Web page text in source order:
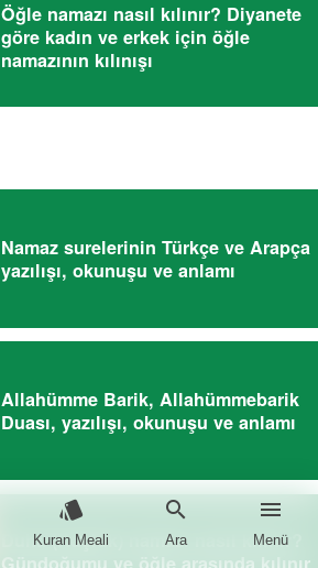
style
Kuran Meali
search
Ara
menu
Menü
Öğle namazı nasıl kılınır? Diyanete
göre kadın ve erkek için öğle
namazının kılınışı
Namaz surelerinin Türkçe ve Arapça
yazılışı, okunuşu ve anlamı
Allahümme Barik, Allahümmebarik
Duası, yazılışı, okunuşu ve anlamı
Duha (Kuşluk) namazı nasıl kılınır?